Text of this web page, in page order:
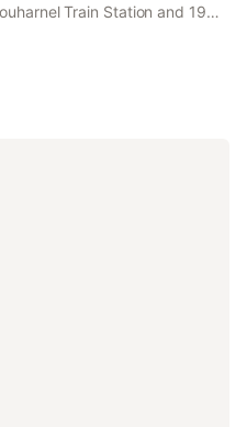
Train Station and 19
property has pool and garden
de Conguel.